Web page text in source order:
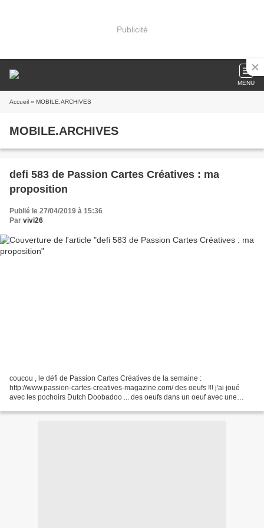
Publicité
MENU
Accueil » MOBILE.ARCHIVES
MOBILE.ARCHIVES
defi 583 de Passion Cartes Créatives : ma
proposition
Publié le 27/04/2019 à 15:36
Par vivi26
coucou , le défi de Passion Cartes Créatives de la semaine :
http://www.passion-cartes-creatives-magazine.com/ des oeufs !!! j'ai joué
avec les pochoirs Dutch Doobadoo ... des oeufs dans un oeuf avec une